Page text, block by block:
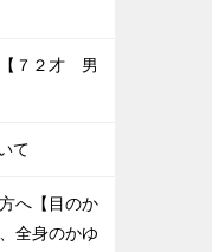
【７２才 男
て
へ【目のか
全身のかゆ